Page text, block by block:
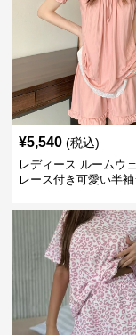
¥5,540 (税込)
レディース ルームウ
レース付き可愛い半袖